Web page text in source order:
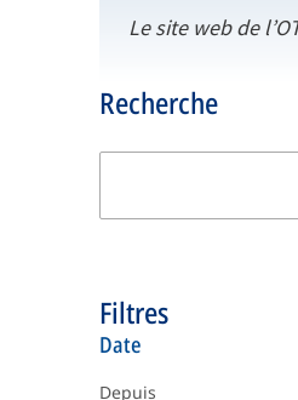
Le site web de
Recherche
Filtres
date
Depuis